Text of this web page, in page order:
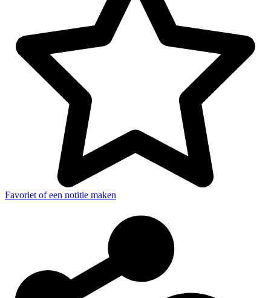
Favoriet of een notitie maken